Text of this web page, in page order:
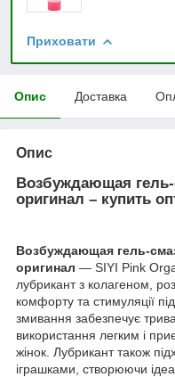
Приховати
Опис Доставка
Опис
Возбуждающая гель-
оригинал – купить
Возбуждающая гель-
оригинал — SIYI Pink
лубрикант з колагеном,
комфорту та стимуляції
змивання забезпечує
використання легким і
жінок. Лубрикант також
іграшками, створюючи